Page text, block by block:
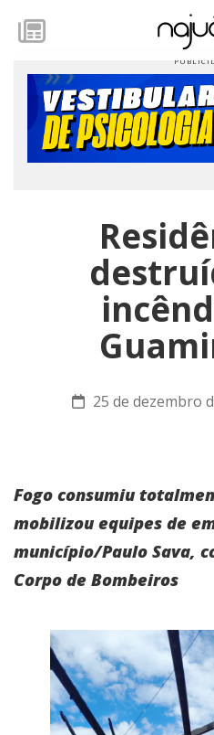
25 de dezembro
Fogo consumiu
mobilizou equipes de
município/Paulo Sava,
Corpo de Bombeiros